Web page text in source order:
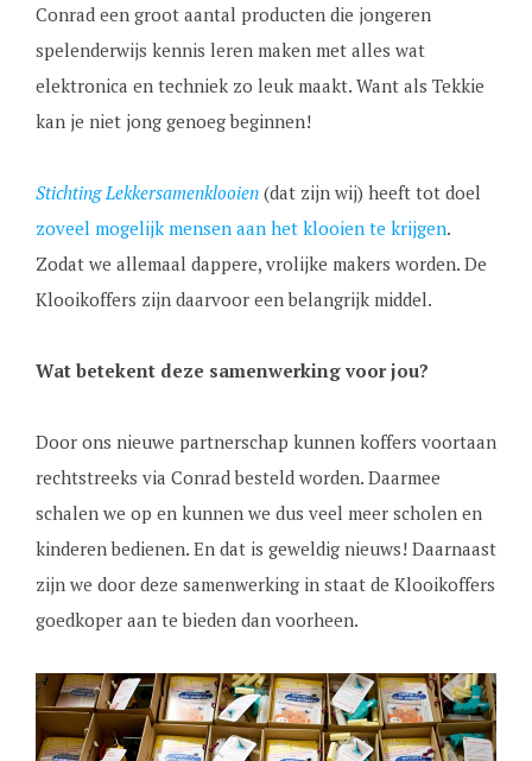
Conrad een groot aantal producten die jongeren
spelenderwijs kennis leren maken met alles wat
elektronica en techniek zo leuk maakt. Want als Tekkie
kan je niet jong genoeg beginnen!
Stichting Lekkersamenklooien(dat zijn wij) heeft tot doel
zoveel mogelijk mensen aan het klooien te krijgen.
Zodat we allemaal dappere, vrolijke makers worden. De
Klooikoffers zijn daarvoor een belangrijk middel.
Wat betekent deze samenwerking voor jou?
Door ons nieuwe partnerschap kunnen koffers voortaan
rechtstreeks via Conrad besteld worden. Daarmee
schalen we op en kunnen we dus veel meer scholen en
kinderen bedienen. En dat is geweldig nieuws! Daarnaast
zijn we door deze samenwerking in staat de Klooikoffers
goedkoper aan te bieden dan voorheen.